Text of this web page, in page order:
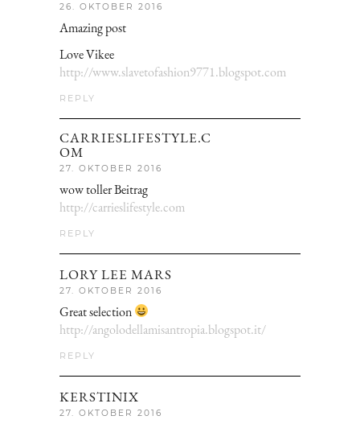
26. OKTOBER 2016
Amazing post
Love Vikee
http://www.slavetofashion9771.blogspot.com
REPLY
CARRIESLIFESTYLE.C
OM
27. OKTOBER 2016
wow toller Beitrag
http://carrieslifestyle.com
REPLY
LORY LEE MARS
27. OKTOBER 2016
Great selection
http://angolodellamisantropia.blogspot.it/
REPLY
KERSTINIX
27. OKTOBER 2016